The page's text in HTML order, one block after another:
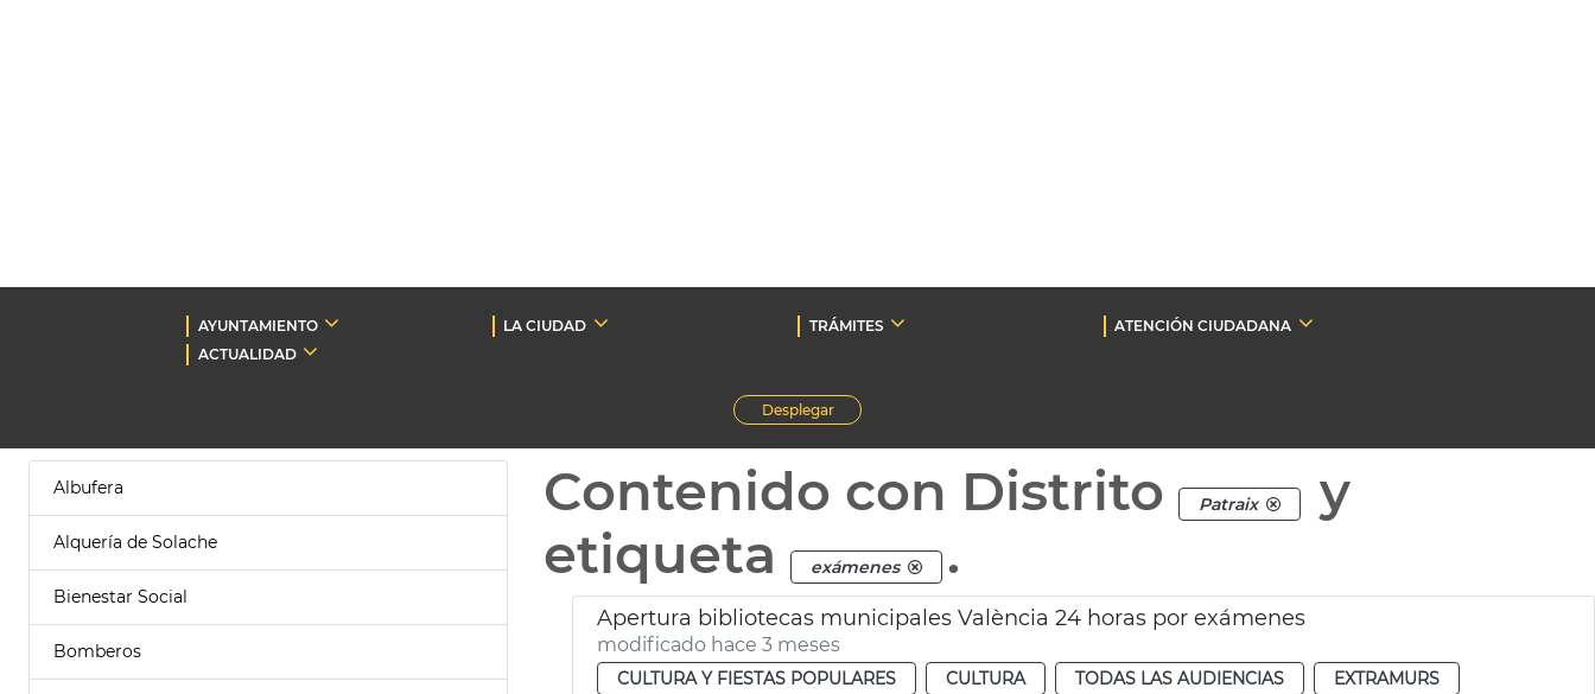
AYUNTAMIENTO LA CIUDAD TRÁMITES
ATENCIÓN CIUDADANA
ACTUALIDAD
Desplegar
Albufera
Alquería de Solache
Bienestar Social
Bomberos
Contenido con Distrito Patraix
y
etiqueta
exámenes .
Apertura bibliotecas municipales València 24 horas por exámenes
modificado hace 3 meses
CULTURA Y FIESTAS POPULARES CULTURA TODAS LAS AUDIENCIAS
EXTRAMURS